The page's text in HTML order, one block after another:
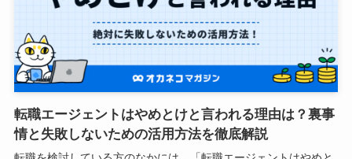
転職エージェントはやめとけと言われる理由は？裏事
情と失敗しないための活用方法を徹底解説